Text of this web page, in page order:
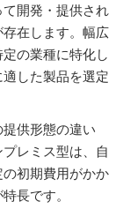
開発・提供され
在します。幅広
の業種に特化し
した製品を選定
供形態の違い
レミス型は、自
初期費用がかか
長です。